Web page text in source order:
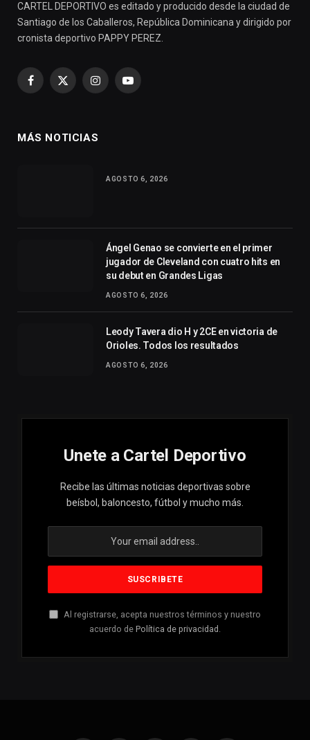
CARTEL DEPORTIVO es editado y producido desde la ciudad de
Santiago de los Caballeros, República Dominicana y dirigido por
cronista deportivo PAPPY PEREZ.
Facebook
X
InstagramYouTube
MÁS NOTICIAS
AGOSTO 6, 2026
Ángel Genao se convierte en el primer
jugador de Cleveland con cuatro hits en
su debut en Grandes Ligas
AGOSTO 6, 2026
Leody Tavera dio H y 2CE en victoria de
Orioles. Todos los resultados
AGOSTO 6, 2026
Unete a Cartel Deportivo
Recibe las últimas noticias deportivas sobre
beísbol, baloncesto, fútbol y mucho más.
Al registrarse, acepta nuestros términos y nuestro
acuerdo de Política de privacidad .